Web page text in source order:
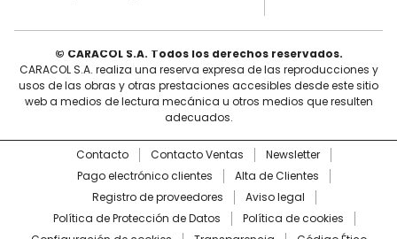
© CARACOL S.A. Todos los derechos reservados.
CARACOL S.A. realiza una reserva expresa de las reproducciones y
usos de las obras y otras prestaciones accesibles desde este sitio
web a medios de lectura mecánica u otros medios que resulten
adecuados.
Contacto Contacto Ventas
Newsletter
Pago electrónico clientes
Alta de Clientes
Registro de proveedores
Aviso legal
Política de Protección de Datos
Política de cookies